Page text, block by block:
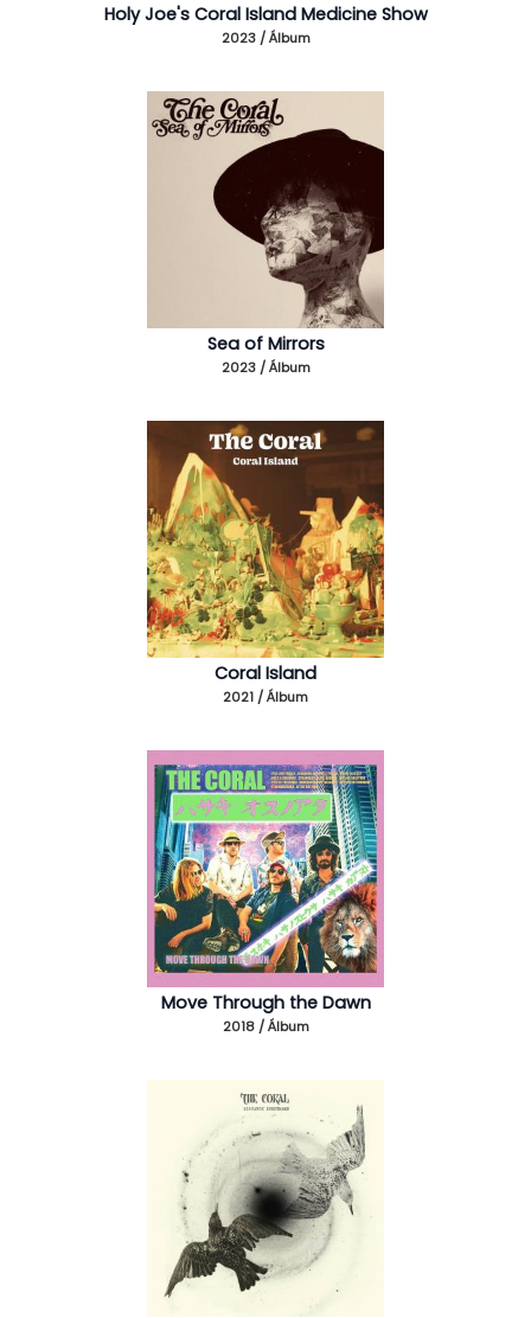
Holy Joe's Coral Island Medicine Show
2023 / Álbum
Sea of Mirrors
2023 / Álbum
Coral Island
2021 / Álbum
Move Through the Dawn
2018 / Álbum